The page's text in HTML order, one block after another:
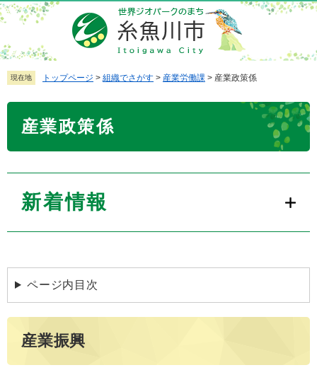
ペ
ー
ジ
の
先
メ
ニ
ュ
ー
を現在地 トップページ > 組織でさがす > 産業労働課 > 産業政策係
産業政策係
新着情報
ページ内目次
産業振興